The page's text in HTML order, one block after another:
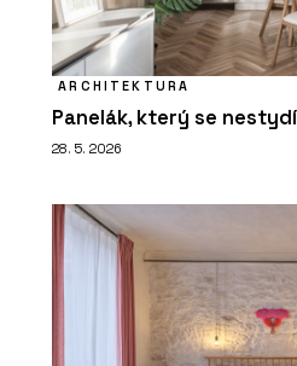
ARCHITEKTURA
Panelák, který se
28. 5. 2026